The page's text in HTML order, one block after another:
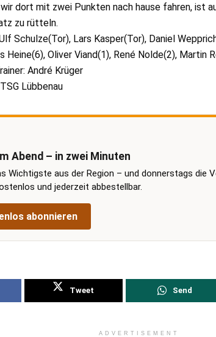
dort mit zwei Punkten nach hause fahren, ist
zu rütteln.
Schulze(Tor), Lars Kasper(Tor), Daniel
Heine(6), Oliver Viand(1), René Nolde(2), Martin
André Krüger
Lübbenau
Abend – in zwei Minuten
Wichtigste aus der Region – und donnerstags die
und jederzeit abbestellbar.
abonnieren
Tweet Send
ADVERTISEMENT